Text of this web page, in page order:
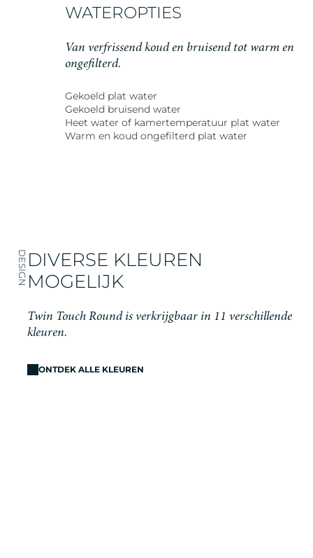
WATEROPTIES
Van verfrissend koud en bruisend tot warm en
ongefilterd.
Gekoeld plat water
Gekoeld bruisend water
Heet water of kamertemperatuur plat water
Warm en koud ongefilterd plat water
DESIGNDIVERSE KLEUREN
MOGELIJK
Twin Touch Round is verkrijgbaar in 11 verschillende
kleuren.
ONTDEK ALLE KLEUREN